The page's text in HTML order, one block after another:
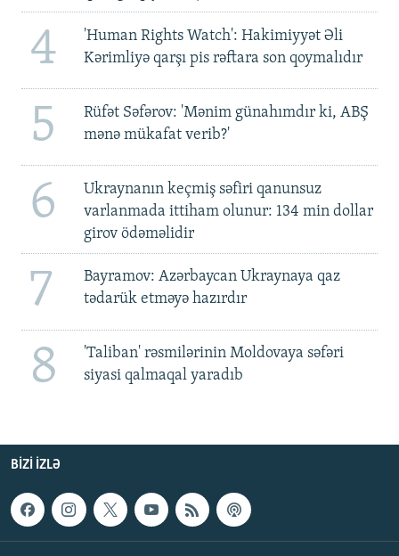
4
'Human Rights Watch': Hakimiyyət Əli
Kərimliyə qarşı pis rəftara son qoymalıdır
5
Rüfət Səfərov: 'Mənim günahımdır ki, ABŞ
mənə mükafat verib?'
6
Ukraynanın keçmiş səfiri qanunsuz
varlanmada ittiham olunur: 134 min dollar
girov ödəməlidir
7
Bayramov: Azərbaycan Ukraynaya qaz
tədarük etməyə hazırdır
8
'Taliban' rəsmilərinin Moldovaya səfəri
siyasi qalmaqal yaradıb
BIZI IZLƏ